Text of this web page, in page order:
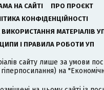
НА САЙТІ
ПРО ПРОЄКТ
КОНФІДЕНЦІЙНОСТІ
МАТЕРІАЛІВ
І ПРАВИЛА РОБОТИ УП
сайту лише за умови
на